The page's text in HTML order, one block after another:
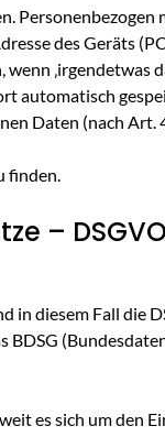
Personenbezogen
des Geräts
‚irgendetwas
automatisch
Daten (nach Art.
finden.
–
in diesem Fall die
es sich um den